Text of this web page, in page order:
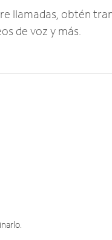
llamadas, obtén
de voz y más.